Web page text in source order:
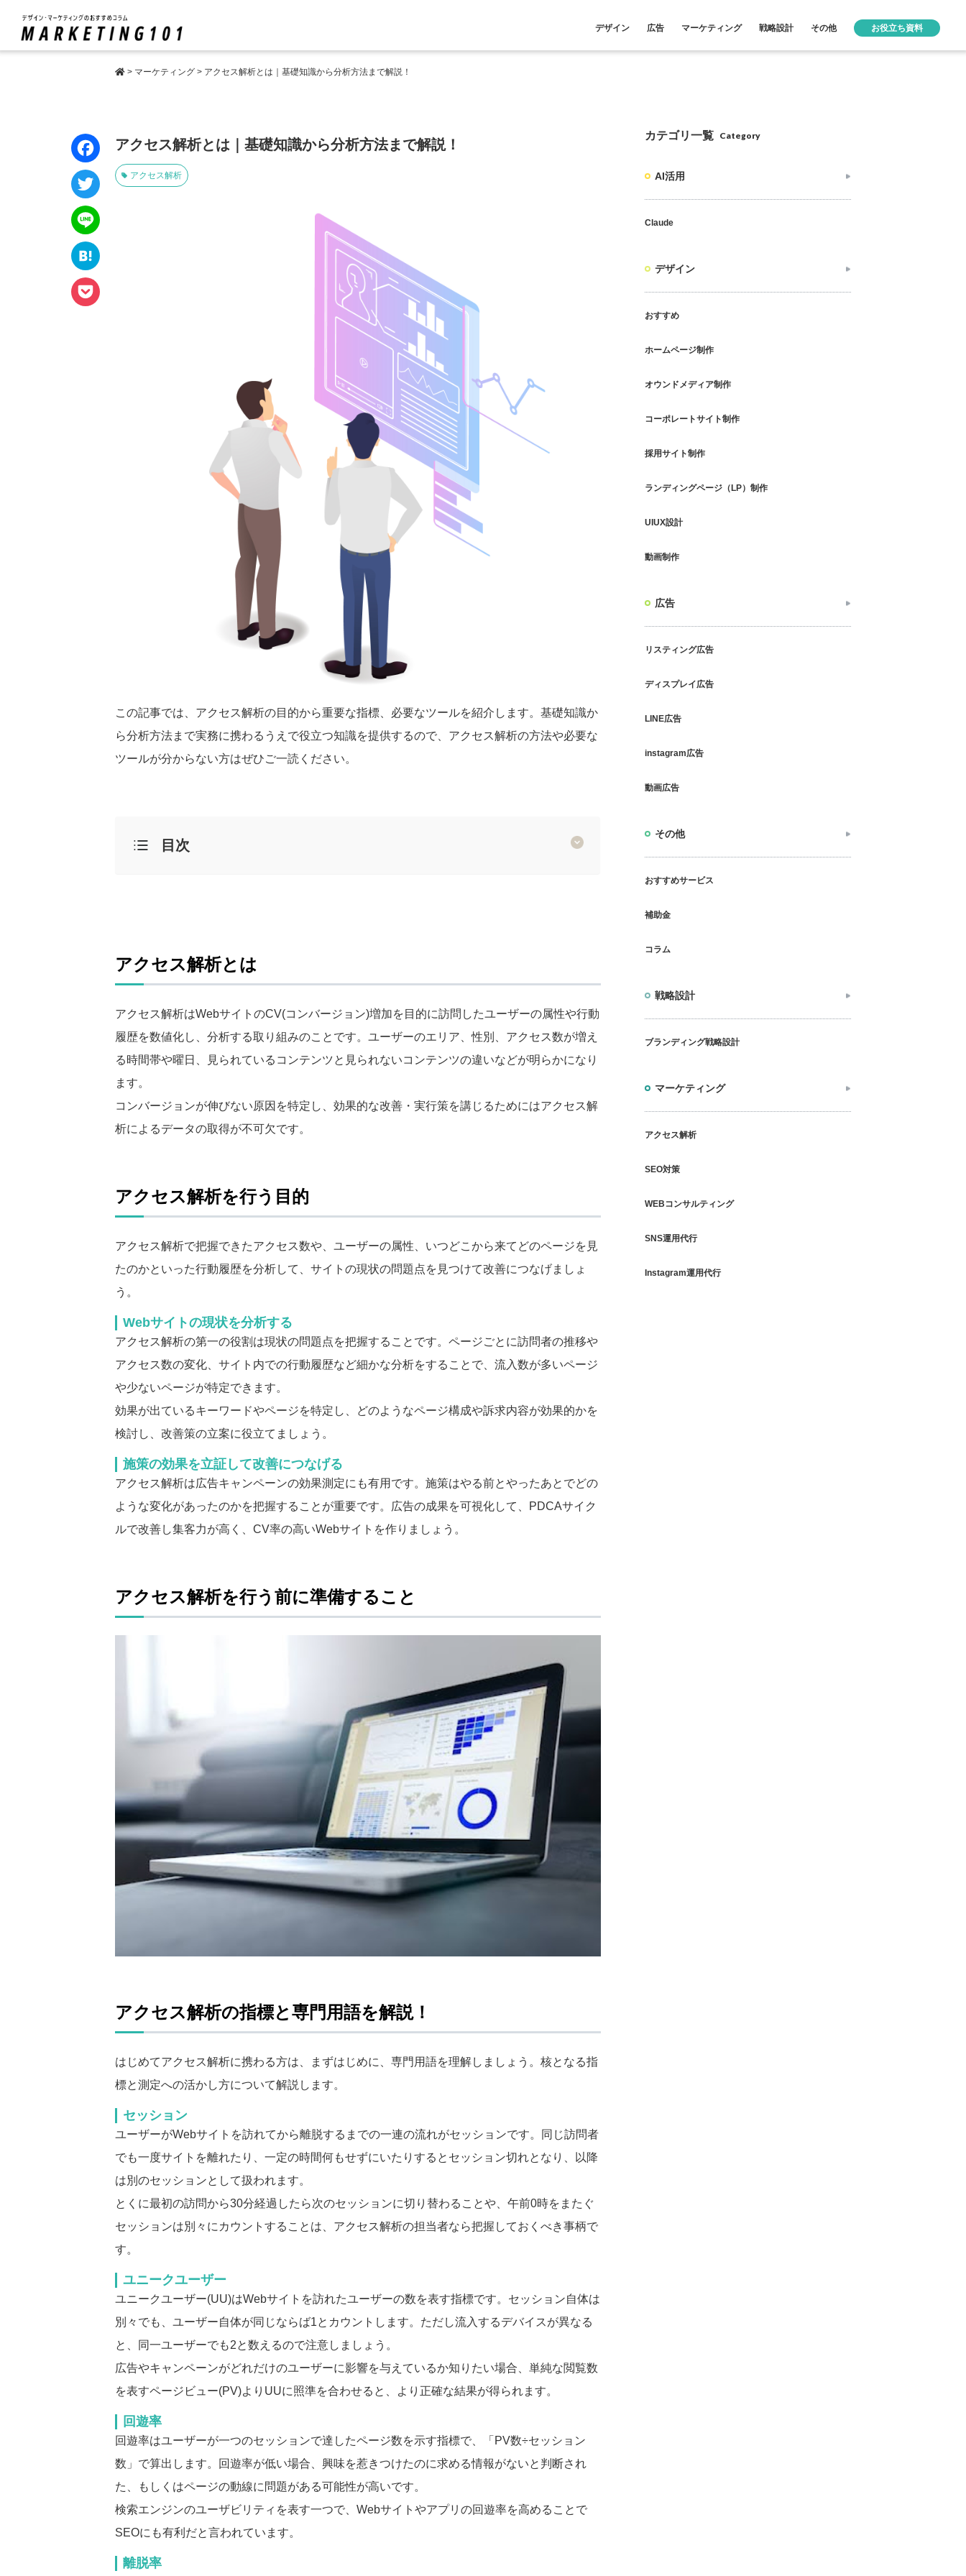
デザイン 広告 マーケティング 戦略設計 その他 お役立ち資料
> マーケティング > アクセス解析とは｜基礎知識から分析方法まで解説！
アクセス解析とは｜基礎知識から分析方法まで解説！
アクセス解析
Face
book
Twitt
er
Line
Hate
この記事では、アクセス解析の目的から重要な指標、必要なツールを紹介します。基礎知識か
ら分析方法まで実務に携わるうえで役立つ知識を提供するので、アクセス解析の方法や必要な
ツールが分からない方はぜひご一読ください。
目次
アクセス解析とは
アクセス解析はWebサイトのCV(コンバージョン)増加を目的に訪問したユーザーの属性や行動
履歴を数値化し、分析する取り組みのことです。ユーザーのエリア、性別、アクセス数が増え
る時間帯や曜日、見られているコンテンツと見られないコンテンツの違いなどが明らかになり
ます。
コンバージョンが伸びない原因を特定し、効果的な改善・実行策を講じるためにはアクセス解
析によるデータの取得が不可欠です。
アクセス解析を行う目的
アクセス解析で把握できたアクセス数や、ユーザーの属性、いつどこから来てどのページを見
たのかといった行動履歴を分析して、サイトの現状の問題点を見つけて改善につなげましょ
う。
Webサイトの現状を分析する
アクセス解析の第一の役割は現状の問題点を把握することです。ページごとに訪問者の推移や
アクセス数の変化、サイト内での行動履歴など細かな分析をすることで、流入数が多いページ
や少ないページが特定できます。
効果が出ているキーワードやページを特定し、どのようなページ構成や訴求内容が効果的かを
検討し、改善策の立案に役立てましょう。
施策の効果を立証して改善につなげる
アクセス解析は広告キャンペーンの効果測定にも有用です。施策はやる前とやったあとでどの
ような変化があったのかを把握することが重要です。広告の成果を可視化して、PDCAサイク
ルで改善し集客力が高く、CV率の高いWebサイトを作りましょう。
アクセス解析を行う前に準備すること
アクセス解析の指標と専門用語を解説！
はじめてアクセス解析に携わる方は、まずはじめに、専門用語を理解しましょう。核となる指
標と測定への活かし方について解説します。
セッション
ユーザーがWebサイトを訪れてから離脱するまでの一連の流れがセッションです。同じ訪問者
でも一度サイトを離れたり、一定の時間何もせずにいたりするとセッション切れとなり、以降
は別のセッションとして扱われます。
とくに最初の訪問から30分経過したら次のセッションに切り替わることや、午前0時をまたぐ
セッションは別々にカウントすることは、アクセス解析の担当者なら把握しておくべき事柄で
す。
ユニークユーザー
ユニークユーザー(UU)はWebサイトを訪れたユーザーの数を表す指標です。セッション自体は
別々でも、ユーザー自体が同じならば1とカウントします。ただし流入するデバイスが異なる
と、同一ユーザーでも2と数えるので注意しましょう。
広告やキャンペーンがどれだけのユーザーに影響を与えているか知りたい場合、単純な閲覧数
を表すページビュー(PV)よりUUに照準を合わせると、より正確な結果が得られます。
回遊率
回遊率はユーザーが一つのセッションで達したページ数を示す指標で、「PV数÷セッション
数」で算出します。回遊率が低い場合、興味を惹きつけたのに求める情報がないと判断され
た、もしくはページの動線に問題がある可能性が高いです。
検索エンジンのユーザビリティを表す一つで、Webサイトやアプリの回遊率を高めることで
SEOにも有利だと言われています。
離脱率
カテゴリ一覧 Category
AI活用
Claude
デザイン
おすすめ
ホームページ制作
オウンドメディア制作
コーポレートサイト制作
採用サイト制作
ランディングページ（LP）制作
UIUX設計
動画制作
広告
リスティング広告
ディスプレイ広告
LINE広告
instagram広告
動画広告
その他
おすすめサービス
補助金
コラム
戦略設計
ブランディング戦略設計
マーケティング
アクセス解析
SEO対策
WEBコンサルティング
SNS運用代行
Instagram運用代行